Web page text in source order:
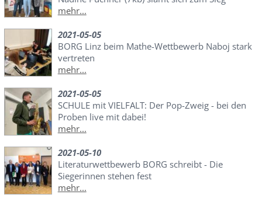
mehr...
2021-05-05
BORG Linz beim Mathe-Wettbewerb Naboj stark
vertreten
mehr...
2021-05-05
SCHULE mit VIELFALT: Der Pop-Zweig - bei den
Proben live mit dabei!
mehr...
2021-05-10
Literaturwettbewerb BORG schreibt - Die
Siegerinnen stehen fest
mehr...